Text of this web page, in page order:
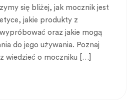
się bliżej, jak mocznik jest
jakie produkty z
oraz jakie mogą
do jego używania. Poznaj
wiedzieć o moczniku […]